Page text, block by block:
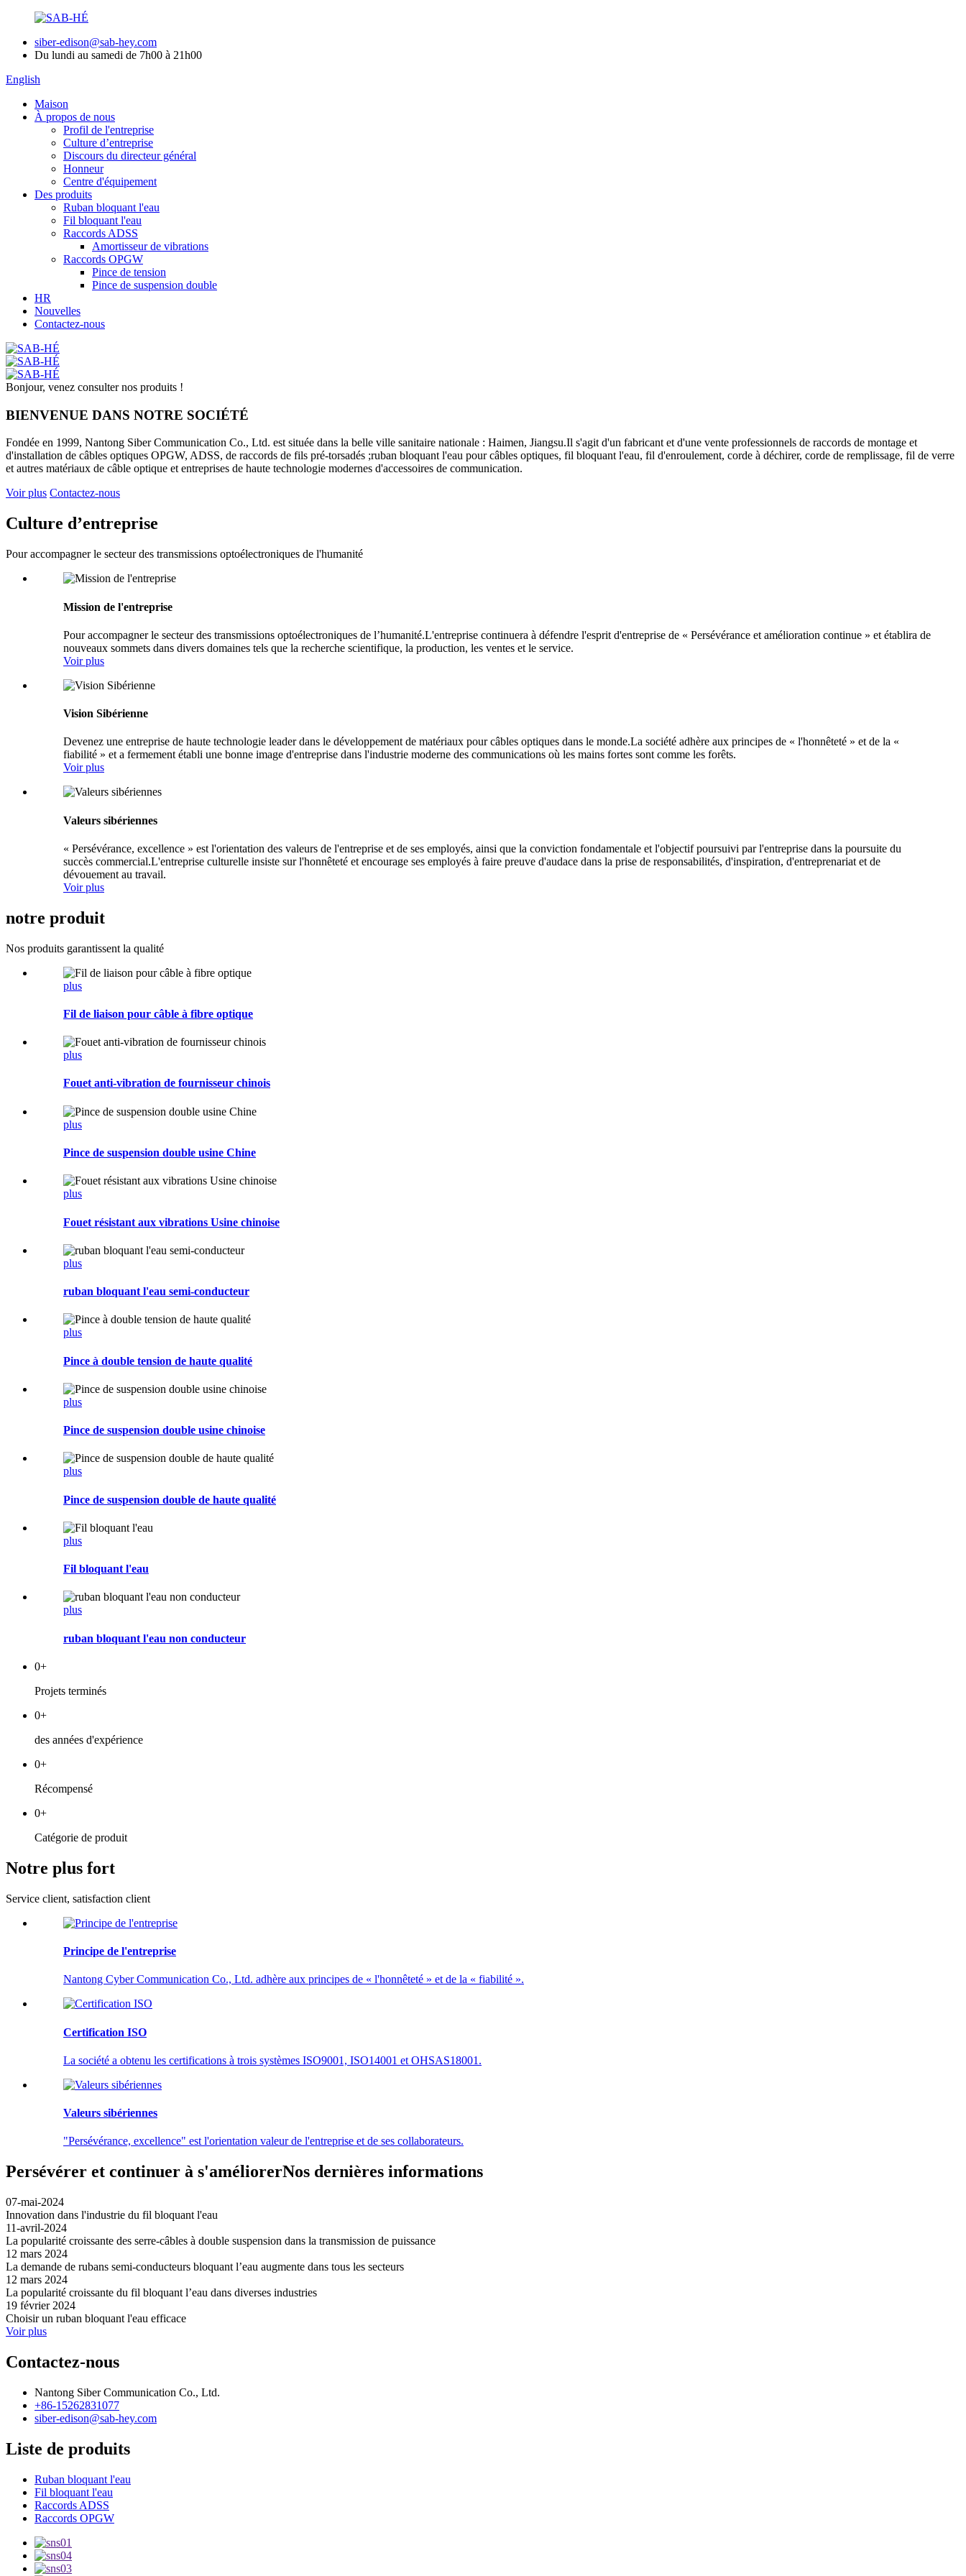
siber-edison@sab-hey.com
Du lundi au samedi de 7h00 à 21h00
English
Maison
À propos de nous
Profil de l'entreprise
Culture d’entreprise
Discours du directeur général
Honneur
Centre d'équipement
Des produits
Ruban bloquant l'eau
Fil bloquant l'eau
Raccords ADSS
Amortisseur de vibrations
Raccords OPGW
Pince de tension
Pince de suspension double
HR
Nouvelles
Contactez-nous
Bonjour, venez consulter nos produits !
BIENVENUE DANS NOTRE SOCIÉTÉ
Fondée en 1999, Nantong Siber ​​Communication Co., Ltd. est située dans la belle ville sanitaire nationale : Haimen, Jiangsu.Il s'agit d'un fabricant et d'une vente professionnels de raccords de montage et
d'installation de câbles optiques OPGW, ADSS, de raccords de fils pré-torsadés ;ruban bloquant l'eau pour câbles optiques, fil bloquant l'eau, fil d'enroulement, corde à déchirer, corde de remplissage, fil de verre
et autres matériaux de câble optique et entreprises de haute technologie modernes d'accessoires de communication.
Voir plus Contactez-nous
Culture d’entreprise
Pour accompagner le secteur des transmissions optoélectroniques de l'humanité
Mission de l'entreprise
Pour accompagner le secteur des transmissions optoélectroniques de l’humanité.L'entreprise continuera à défendre l'esprit d'entreprise de « Persévérance et amélioration continue » et établira de
nouveaux sommets dans divers domaines tels que la recherche scientifique, la production, les ventes et le service.
Voir plus
Vision Sibérienne
Devenez une entreprise de haute technologie leader dans le développement de matériaux pour câbles optiques dans le monde.La société adhère aux principes de « l'honnêteté » et de la «
fiabilité » et a fermement établi une bonne image d'entreprise dans l'industrie moderne des communications où les mains fortes sont comme les forêts.
Voir plus
Valeurs sibériennes
« Persévérance, excellence » est l'orientation des valeurs de l'entreprise et de ses employés, ainsi que la conviction fondamentale et l'objectif poursuivi par l'entreprise dans la poursuite du
succès commercial.L'entreprise culturelle insiste sur l'honnêteté et encourage ses employés à faire preuve d'audace dans la prise de responsabilités, d'inspiration, d'entreprenariat et de
dévouement au travail.
Voir plus
notre produit
Nos produits garantissent la qualité
plus
Fil de liaison pour câble à fibre optique
plus
Fouet anti-vibration de fournisseur chinois
plus
Pince de suspension double usine Chine
plus
Fouet résistant aux vibrations Usine chinoise
plus
ruban bloquant l'eau semi-conducteur
plus
Pince à double tension de haute qualité
plus
Pince de suspension double usine chinoise
plus
Pince de suspension double de haute qualité
plus
Fil bloquant l'eau
plus
ruban bloquant l'eau non conducteur
0+
Projets terminés
0+
des années d'expérience
0+
Récompensé
0+
Catégorie de produit
Notre plus fort
Service client, satisfaction client
Principe de l'entreprise
Nantong Cyber ​​​​Communication Co., Ltd. adhère aux principes de « l'honnêteté » et de la « fiabilité ».
Certification ISO
La société a obtenu les certifications à trois systèmes ISO9001, ISO14001 et OHSAS18001.
Valeurs sibériennes
"Persévérance, excellence" est l'orientation valeur de l'entreprise et de ses collaborateurs.
Persévérer et continuer à s'améliorerNos dernières informations
07-mai-2024
Innovation dans l'industrie du fil bloquant l'eau
11-avril-2024
La popularité croissante des serre-câbles à double suspension dans la transmission de puissance
12 mars 2024
La demande de rubans semi-conducteurs bloquant l’eau augmente dans tous les secteurs
12 mars 2024
La popularité croissante du fil bloquant l’eau dans diverses industries
19 février 2024
Choisir un ruban bloquant l'eau efficace
Voir plus
Contactez-nous
Nantong Siber Communication Co., Ltd.
+86-15262831077
siber-edison@sab-hey.com
Liste de produits
Ruban bloquant l'eau
Fil bloquant l'eau
Raccords ADSS
Raccords OPGW